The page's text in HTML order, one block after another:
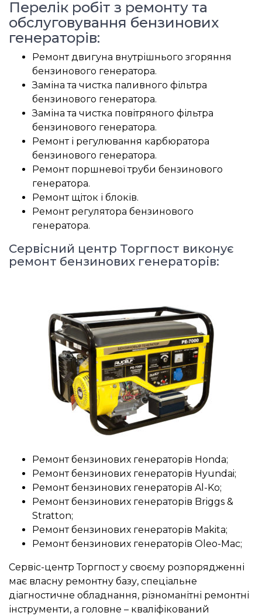
Перелік робіт з ремонту та
обслуговування бензинових
генераторів:
Ремонт двигуна внутрішнього згоряння
бензинового генератора.
Заміна та чистка паливного фільтра
бензинового генератора.
Заміна та чистка повітряного фільтра
бензинового генератора.
Ремонт і регулювання карбюратора
бензинового генератора.
Ремонт поршневої труби бензинового
генератора.
Ремонт щіток і блоків.
Ремонт регулятора бензинового
генератора.
Сервісний центр Торгпост виконує
ремонт бензинових генераторів:
Ремонт бензинових генераторів Honda;
Ремонт бензинових генераторів Hyundai;
Ремонт бензинових генераторів Al-Ko;
Ремонт бензинових генераторів Briggs &
Stratton;
Ремонт бензинових генераторів Makita;
Ремонт бензинових генераторів Oleo-Mac;
Сервіс-центр Торгпост у своєму розпорядженні
має власну ремонтну базу, спеціальне
діагностичне обладнання, різноманітні ремонтні
інструменти, а головне – кваліфікований